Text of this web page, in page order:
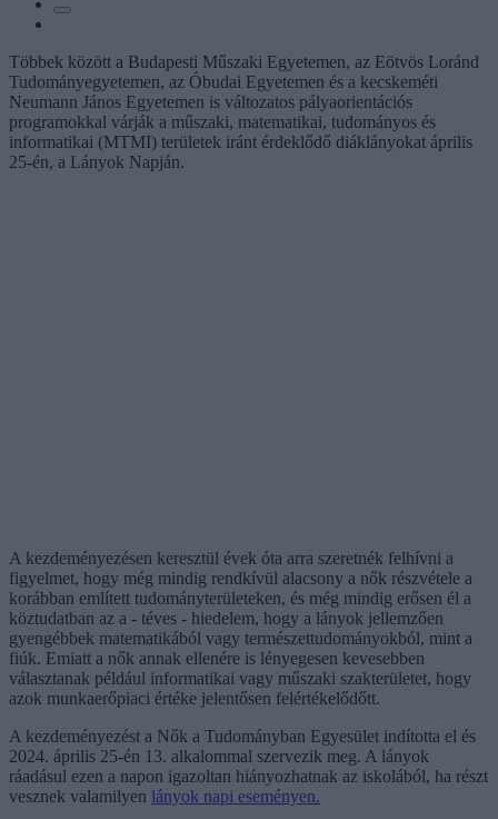
Többek között a Budapesti Műszaki Egyetemen, az Eötvös Loránd
Tudományegyetemen, az Óbudai Egyetemen és a kecskeméti
Neumann János Egyetemen is változatos pályaorientációs
programokkal várják a műszaki, matematikai, tudományos és
informatikai (MTMI) területek iránt érdeklődő diáklányokat április
25-én, a Lányok Napján.
A kezdeményezésen keresztül évek óta arra szeretnék felhívni a
figyelmet, hogy még mindig rendkívül alacsony a nők részvétele a
korábban említett tudományterületeken, és még mindig erősen él a
köztudatban az a - téves - hiedelem, hogy a lányok jellemzően
gyengébbek matematikából vagy természettudományokból, mint a
fiúk. Emiatt a nők annak ellenére is lényegesen kevesebben
választanak például informatikai vagy műszaki szakterületet, hogy
azok munkaerőpiaci értéke jelentősen felértékelődőtt.
A kezdeményezést a Nők a Tudományban Egyesület indította el és
2024. április 25-én 13. alkalommal szervezik meg. A lányok
ráadásul ezen a napon igazoltan hiányozhatnak az iskolából, ha részt
vesznek valamilyen lányok napi eseményen.